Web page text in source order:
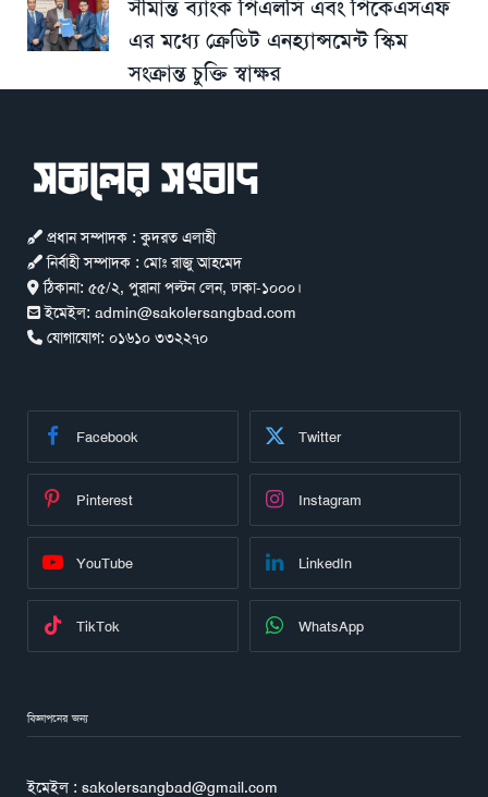
সীমান্ত ব্যাংক পিএলসি এবং পিকেএসএফ
এর মধ্যে ক্রেডিট এনহ্যান্সমেন্ট স্কিম
সংক্রান্ত চুক্তি স্বাক্ষর
প্রধান সম্পাদক : কুদরত এলাহী
নির্বাহী সম্পাদক : মোঃ রাজু আহমেদ
ঠিকানা: ৫৫/২, পুরানা পল্টন লেন, ঢাকা-১০০০।
ইমেইল: admin@sakolersangbad.com
যোগাযোগ: ০১৬১০ ৩৩২২৭০
Facebook Twitter
Pinterest Instagram
YouTube LinkedIn
TikTok WhatsApp
বিজ্ঞাপনের জন্য
ইমেইল : sakolersangbad@gmail.com